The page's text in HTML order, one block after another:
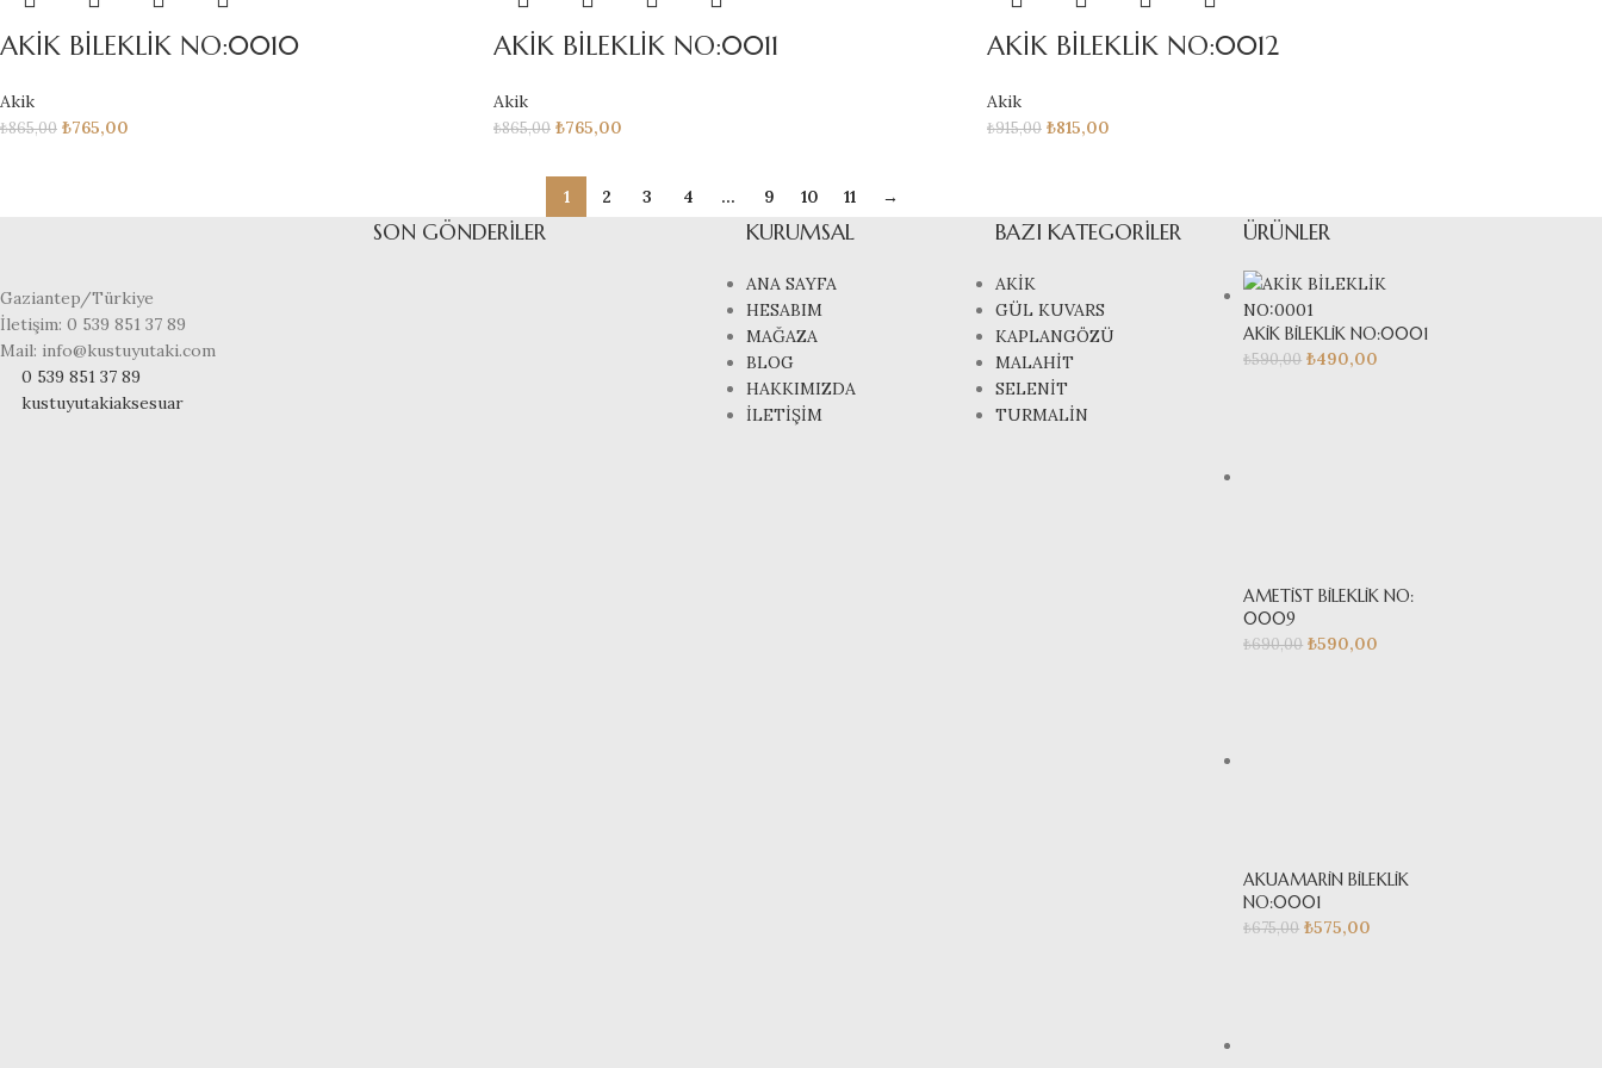
AKİK BİLEKLİK NO:0010
Akik
₺865,00 ₺765,00
AKİK BİLEKLİK NO:0011
Akik
₺865,00 ₺765,00
AKİK BİLEKLİK NO:0012
Akik
₺915,00 ₺815,00
1 2 3 4 … 9 10 11 →
Gaziantep/Türkiye
İletişim: 0 539 851 37 89
Mail: info@kustuyutaki.com
0 539 851 37 89
kustuyutakiaksesuar
SON GÖNDERILER KURUMSAL
ANA SAYFA
HESABIM
MAĞAZA
BLOG
HAKKIMIZDA
İLETİŞİM
BAZI KATEGORILER
AKİK
GÜL KUVARS
KAPLANGÖZÜ
MALAHİT
SELENİT
TURMALİN
ÜRÜNLER
AKİK BİLEKLİK NO:0001
₺590,00 ₺490,00
AMETİST BİLEKLİK NO:
0009
₺690,00 ₺590,00
AKUAMARİN BİLEKLİK
NO:0001
₺675,00 ₺575,00